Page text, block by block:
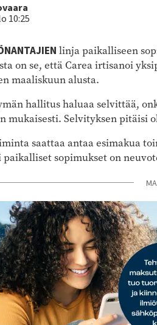
10:25
linja paikalliseen
on se, että Carea irtisanoi
maaliskuun alusta.
hallitus haluaa selvittää,
mukaisesti. Selvityksen pitäisi
saattaa antaa esimakua
paikalliset sopimukset on